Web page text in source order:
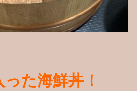
た海鮮丼！